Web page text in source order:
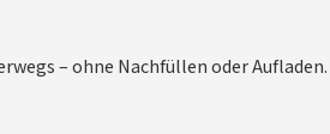
– ohne Nachfüllen oder Aufladen.